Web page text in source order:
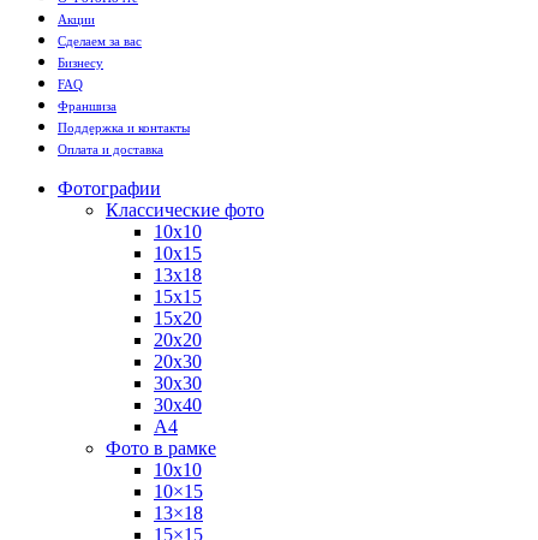
Акции
Сделаем за вас
Бизнесу
FAQ
Франшиза
Поддержка и контакты
Оплата и доставка
Фотографии
Классические фото
10х10
10х15
13х18
15х15
15х20
20х20
20х30
30х30
30х40
А4
Фото в рамке
10х10
10×15
13×18
15×15